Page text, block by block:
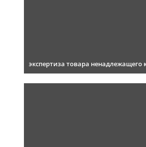
экспертиза товара ненадлежащего